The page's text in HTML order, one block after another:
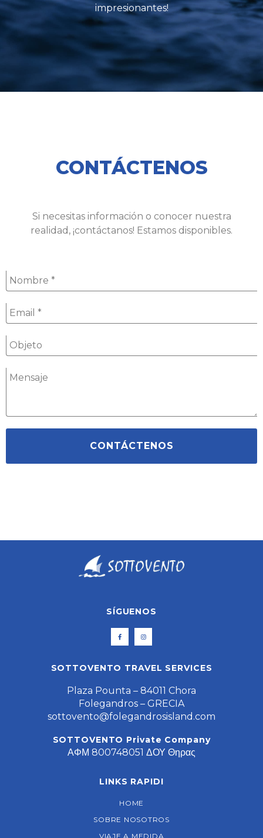
impresionantes!
CONTÁCTENOS
Si necesitas información o conocer nuestra
realidad, ¡contáctanos! Estamos disponibles.
CONTÁCTENOS
SÍGUENOS
SOTTOVENTO TRAVEL SERVICES
Plaza Pounta – 84011 Chora
Folegandros – GRECIA
sottovento@folegandrosisland.com
SOTTOVENTO Private Company
ΑΦΜ 800748051 ΔΟΥ Θηρας
LINKS RAPIDI
HOME
SOBRE NOSOTROS
VIAJE A MEDIDA